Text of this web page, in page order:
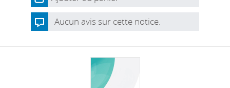
Aucun avis sur cette notice.